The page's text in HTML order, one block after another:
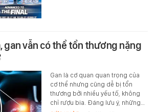
gan vẫn có thể tổn thương nặng
Gan là cơ quan quan trọng của
cơ thể nhưng cũng dễ bị tổn
thương bởi nhiều yếu tố, không
chỉ rượu bia. Đáng lưu ý, những…